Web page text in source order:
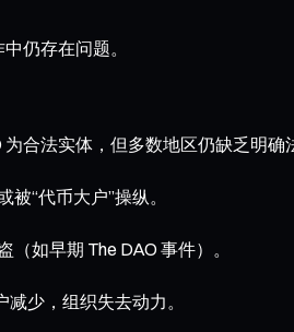
仍存在问题。
合法实体，但多数地区仍缺乏明确
“代币大户”操纵。
如早期 The DAO 事件）。
少，组织失去动力。